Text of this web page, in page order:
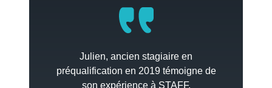
Julien, ancien stagiaire en
préqualification en 2019 témoigne de
son expérience à STAFF.